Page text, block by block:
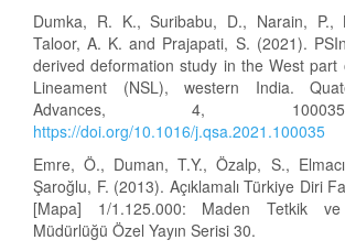
Dumka, R. K., Suribabu, D., Narain, P.,
Taloor, A. K. and Prajapati, S. (2021).
derived deformation study in the West part
Lineament (NSL), western India.
Advances, 4,
https://doi.org/10.1016/j.qsa.2021.100035
Emre, Ö., Duman, T.Y., Özalp, S.,
Şaroğlu, F. (2013). Açıklamalı Türkiye Diri
[Mapa] 1/1.125.000: Maden Tetkik
Müdürlüğü Özel Yayın Serisi 30.